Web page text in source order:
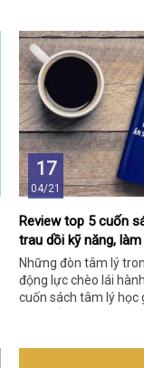
17
04/21
Review top 5 cuốn
trau dồi kỹ năng,
Những đòn tâm lý
động lực chèo lái
cuốn sách tâm lý học
ý nghĩa nhất bạn nhé!